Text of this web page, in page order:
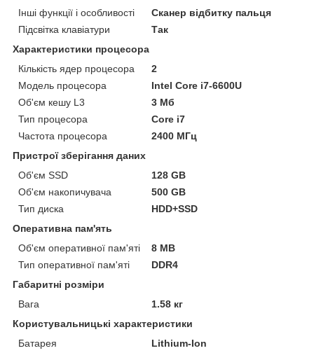
Інші функції і особливості
Сканер відбитку пальця
Підсвітка клавіатури
Так
Характеристики процесора
Кількість ядер процесора
2
Модель процесора
Intel Core i7-6600U
Об'єм кешу L3
3 Мб
Тип процесора
Core i7
Частота процесора
2400 МГц
Пристрої зберігання даних
Об'єм SSD
128 GB
Об'єм накопичувача
500 GB
Тип диска
HDD+SSD
Оперативна пам'ять
Об'єм оперативної пам'яті
8 MB
Тип оперативної пам'яті
DDR4
Габаритні розміри
Вага
1.58 кг
Користувальницькі характеристики
Батарея
Lithium-Ion